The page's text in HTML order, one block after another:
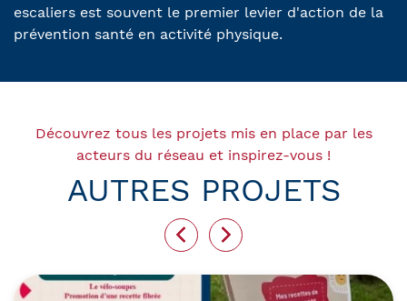
escaliers est souvent le premier levier d'action de la
prévention santé en activité physique.
Découvrez tous les projets mis en place par les
acteurs du réseau et inspirez-vous !
AUTRES PROJETS